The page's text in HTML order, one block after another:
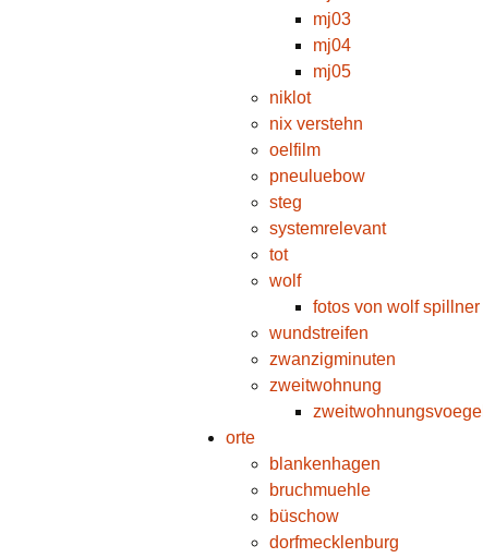
mj03
mj04
mj05
niklot
nix verstehn
oelfilm
pneuluebow
steg
systemrelevant
tot
wolf
fotos von wolf spillner
wundstreifen
zwanzigminuten
zweitwohnung
zweitwohnungsvoegel
orte
blankenhagen
bruchmuehle
büschow
dorfmecklenburg